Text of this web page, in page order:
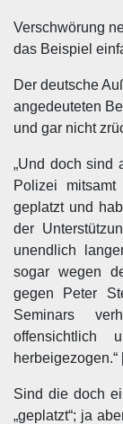
Verschwörung
das Beispiel
Der deutsche
angedeuteten
und gar nicht
„Und doch sind
Polizei
geplatzt und
der
unendlich
sogar wegen
gegen Peter
Seminars
offensichtlich
herbeigezogen.“
Sind die doch
„geplatzt“; ja